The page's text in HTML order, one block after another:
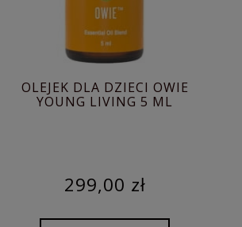
OLEJEK DLA DZIECI OWIE
YOUNG LIVING 5 ML
299,00 zł